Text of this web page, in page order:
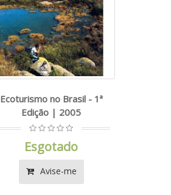
Ecoturismo no Brasil - 1ª
Edição | 2005
Esgotado
Avise-me